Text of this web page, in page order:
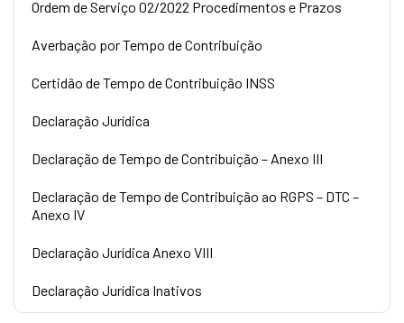
Ordem de Serviço 02/2022 Procedimentos e Prazos
Averbação por Tempo de Contribuição
Certidão de Tempo de Contribuição INSS
Declaração Jurídica
Declaração de Tempo de Contribuição – Anexo III
Declaração de Tempo de Contribuição ao RGPS – DTC –
Anexo IV
Declaração Jurídica Anexo VIII
Declaração Jurídica Inativos